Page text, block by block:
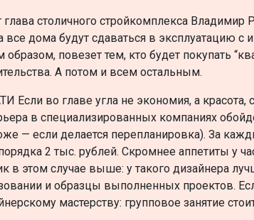
глава столичного стройкомплекса Владимир
все дома будут сдаваться в эксплуатацию
образом, повезет тем, кто будет покупать
А потом и всем остальным.
Если во главе угла не экономия, а
в специализированных компаниях
— если делается перепланировка). За
2 тыс. рублей. Скромнее аппетиты у
в этом случае выше: у такого дизайнера
и образцы выполненных проектов.
мастерству: групповое занятие